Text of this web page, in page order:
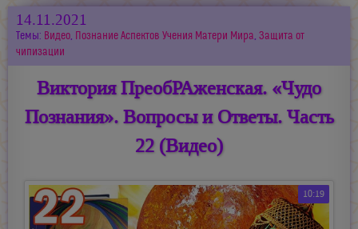
14.11.2021
Темы: Видео, Познание Аспектов Учения Матери Мира, Защита от
чипизации
Виктория ПреобРАженская. «Чудо
Познания». Вопросы и Ответы. Часть
22 (Видео)
10:19